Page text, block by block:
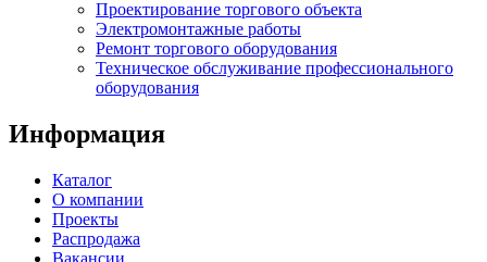
Проектирование торгового объекта
Электромонтажные работы
Ремонт торгового оборудования
Техническое обслуживание профессионального
оборудования
Информация
Каталог
О компании
Проекты
Распродажа
Вакансии